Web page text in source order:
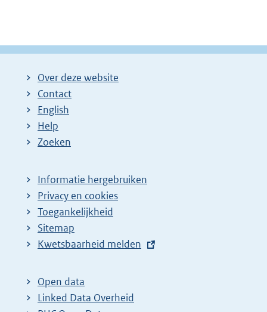
Over deze website
Contact
English
Help
Zoeken
Informatie hergebruiken
Privacy en cookies
Toegankelijkheid
Sitemap
E
t
e
r
Kwetsbaarheid melden
Open data
Linked Data Overheid